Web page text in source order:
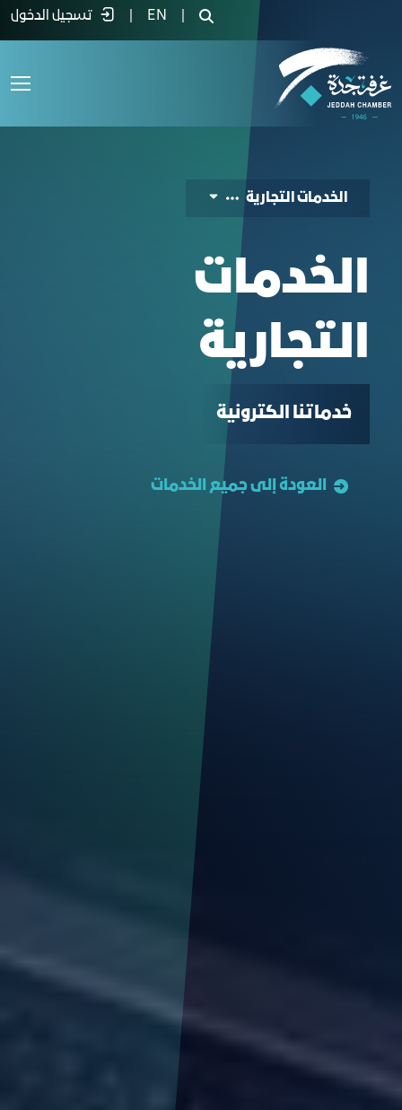
الخدمات التجارية - غرفة جدة
EN تسجيل الدخول
الخدمات التجارية
الخدمات
التجارية
خدماتنا الكترونية
العودة إلى جميع الخدمات